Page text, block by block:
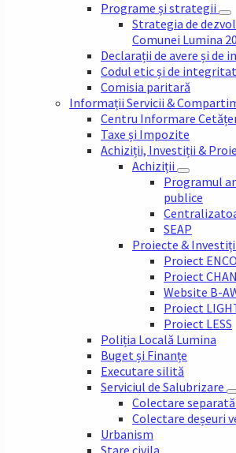
Programe și strategii
Strategia de
Comunei Lumina
Declarații de avere și de
Codul etic și de
Comisia paritară
Informații Servicii &
Centru Informare
Taxe și Impozite
Achiziții, Investiții &
Achiziții
Programul
publice
SEAP
Proiecte &
Proiect
Proiect
Website B-
Proiect
Proiect LESS
Poliția Locală Lumina
Buget și Finanțe
Executare silită
Serviciul de Salubrizare
Colectare
Colectare deșeuri
Urbanism
Stare civila